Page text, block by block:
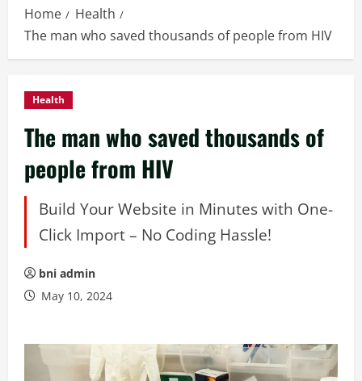
Home
Health
The man who saved thousands of people from HIV
Health
The man who saved thousands of
people from HIV
Build Your Website in Minutes with One-
Click Import – No Coding Hassle!
bni admin
May 10, 2024